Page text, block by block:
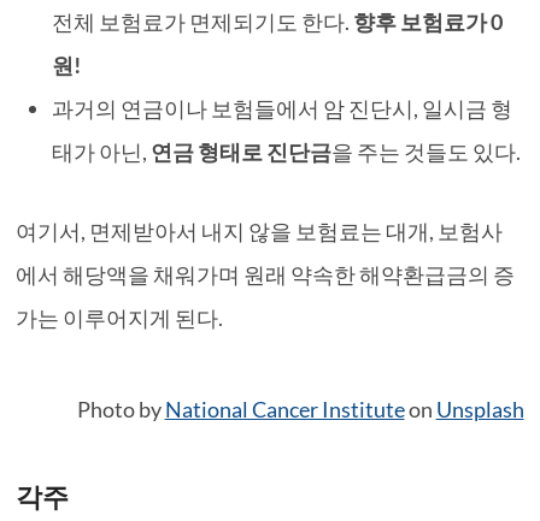
전체 보험료가 면제되기도 한다. 향후 보험료가 0
원!
과거의 연금이나 보험들에서 암 진단시, 일시금 형
태가 아닌, 연금 형태로 진단금을 주는 것들도 있다.
여기서, 면제받아서 내지 않을 보험료는 대개, 보험사
에서 해당액을 채워가며 원래 약속한 해약환급금의 증
가는 이루어지게 된다.
Photo byNational Cancer Instituteon Unsplash
각주